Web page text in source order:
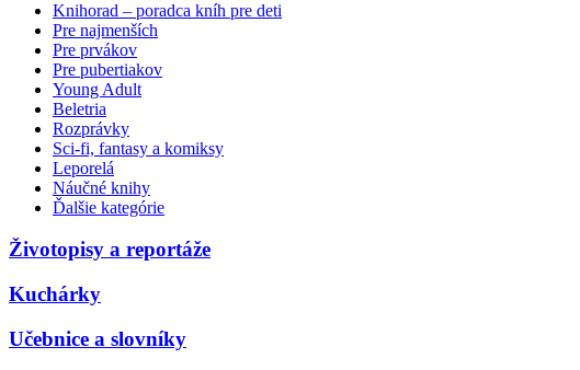
Knihorad – poradca kníh pre deti
Pre najmenších
Pre prvákov
Pre pubertiakov
Young Adult
Beletria
Rozprávky
Sci-fi, fantasy a komiksy
Leporelá
Náučné knihy
Ďalšie kategórie
Životopisy a reportáže
Kuchárky
Učebnice a slovníky